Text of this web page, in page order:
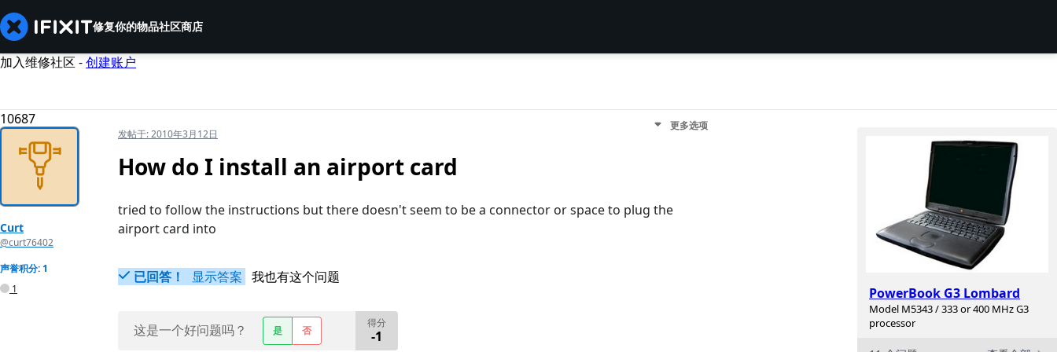
修复你的物品社区商店
加入维修社区 -创建账户
10687
PowerBook G3 Lombard
Model M5343 / 333 or 400 MHz G3
processor
Curt
@curt76402
声誉积分: 1
1
发帖于:2010年3月12日
更多选项
How do I install an airport card
tried to follow the instructions but there doesn't seem to be a connector or space to plug the
airport card into
已回答！ 显示答案 我也有这个问题
这是一个好问题吗？ 是 否
得分
-1